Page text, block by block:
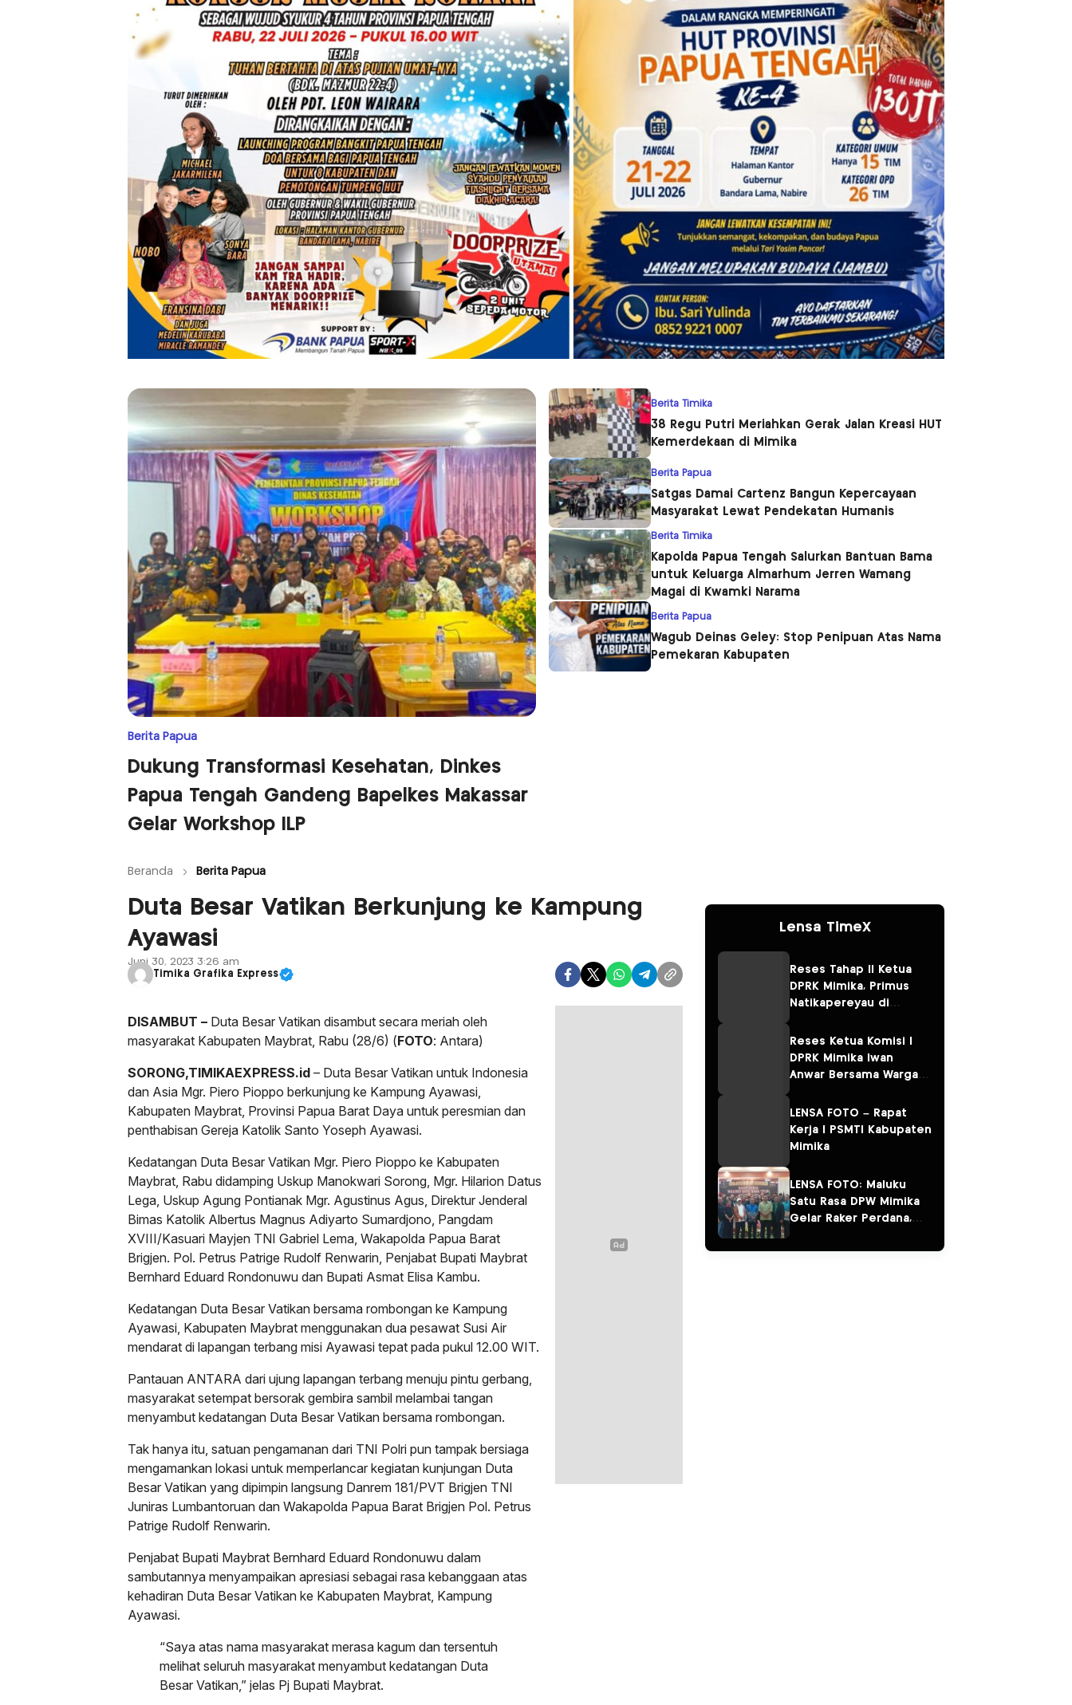
Berita Papua
Dukung Transformasi Kesehatan, Dinkes
Papua Tengah Gandeng Bapelkes Makassar
Gelar Workshop ILP
Berita Timika
38 Regu Putri Meriahkan Gerak Jalan Kreasi HUT
Kemerdekaan di Mimika
Berita Papua
Satgas Damai Cartenz Bangun Kepercayaan
Masyarakat Lewat Pendekatan Humanis
Berita Timika
Kapolda Papua Tengah Salurkan Bantuan Bama
untuk Keluarga Almarhum Jerren Wamang
Magai di Kwamki Narama
Berita Papua
Wagub Deinas Geley: Stop Penipuan Atas Nama
Pemekaran Kabupaten
Beranda Berita Papua
Duta Besar Vatikan Berkunjung ke Kampung
Ayawasi
Juni 30, 2023 3:26 am
Timika Grafika Express
DISAMBUT – Duta Besar Vatikan disambut secara meriah oleh
masyarakat Kabupaten Maybrat, Rabu (28/6) (FOTO: Antara)
SORONG,TIMIKAEXPRESS.id – Duta Besar Vatikan untuk Indonesia
dan Asia Mgr. Piero Pioppo berkunjung ke Kampung Ayawasi,
Kabupaten Maybrat, Provinsi Papua Barat Daya untuk peresmian dan
penthabisan Gereja Katolik Santo Yoseph Ayawasi.
Kedatangan Duta Besar Vatikan Mgr. Piero Pioppo ke Kabupaten
Maybrat, Rabu didamping Uskup Manokwari Sorong, Mgr. Hilarion Datus
Lega, Uskup Agung Pontianak Mgr. Agustinus Agus, Direktur Jenderal
Bimas Katolik Albertus Magnus Adiyarto Sumardjono, Pangdam
XVIII/Kasuari Mayjen TNI Gabriel Lema, Wakapolda Papua Barat
Brigjen. Pol. Petrus Patrige Rudolf Renwarin, Penjabat Bupati Maybrat
Bernhard Eduard Rondonuwu dan Bupati Asmat Elisa Kambu.
Kedatangan Duta Besar Vatikan bersama rombongan ke Kampung
Ayawasi, Kabupaten Maybrat menggunakan dua pesawat Susi Air
mendarat di lapangan terbang misi Ayawasi tepat pada pukul 12.00 WIT.
Pantauan ANTARA dari ujung lapangan terbang menuju pintu gerbang,
masyarakat setempat bersorak gembira sambil melambai tangan
menyambut kedatangan Duta Besar Vatikan bersama rombongan.
Tak hanya itu, satuan pengamanan dari TNI Polri pun tampak bersiaga
mengamankan lokasi untuk memperlancar kegiatan kunjungan Duta
Besar Vatikan yang dipimpin langsung Danrem 181/PVT Brigjen TNI
Juniras Lumbantoruan dan Wakapolda Papua Barat Brigjen Pol. Petrus
Patrige Rudolf Renwarin.
Penjabat Bupati Maybrat Bernhard Eduard Rondonuwu dalam
sambutannya menyampaikan apresiasi sebagai rasa kebanggaan atas
kehadiran Duta Besar Vatikan ke Kabupaten Maybrat, Kampung
Ayawasi.
“Saya atas nama masyarakat merasa kagum dan tersentuh
melihat seluruh masyarakat menyambut kedatangan Duta
Besar Vatikan,” jelas Pj Bupati Maybrat.
Lensa TimeX
Reses Tahap II Ketua
DPRK Mimika, Primus
Natikapereyau di
Pulau Karaka
Reses Ketua Komisi I
DPRK Mimika Iwan
Anwar Bersama Warga
LENSA FOTO – Rapat
Kerja I PSMTI Kabupaten
Mimika
LENSA FOTO: Maluku
Satu Rasa DPW Mimika
Gelar Raker Perdana,
“Salam Sarane”